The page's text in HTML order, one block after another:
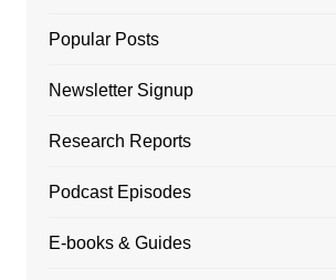
Popular Posts
Newsletter Signup
Research Reports
Podcast Episodes
E-books & Guides